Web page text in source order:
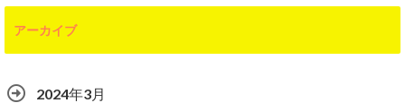
アーカイブ
2024年3月